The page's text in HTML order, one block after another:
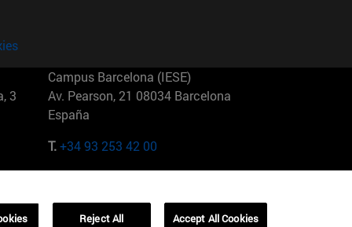
3
Campus Barcelona (IESE)
Av. Pearson, 21 08034 Barcelona
España
T.+34 93 253 42 00
01321001 Bela Vista Brasil
Reject All Accept All Cookies